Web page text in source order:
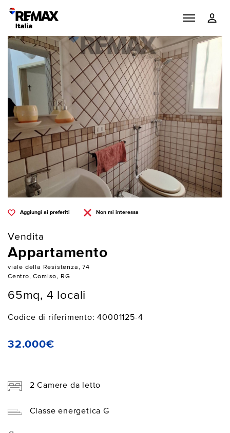
Aggiungi ai preferiti Non mi interessa
Vendita
Appartamento
viale della Resistenza, 74
Centro, Comiso, RG
65mq, 4 locali
Codice di riferimento: 40001125-4
32.000€
2 Camere da letto
Classe energetica G